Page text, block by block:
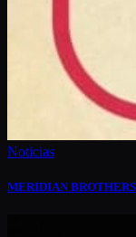
Noticias
MERIDIAN